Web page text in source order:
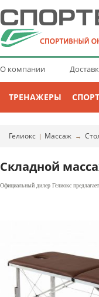
О компании
ТРЕНАЖЕРЫ СПОРТ
Гелиокс | Массаж →
Складной
Официальный дилер Гелиокс